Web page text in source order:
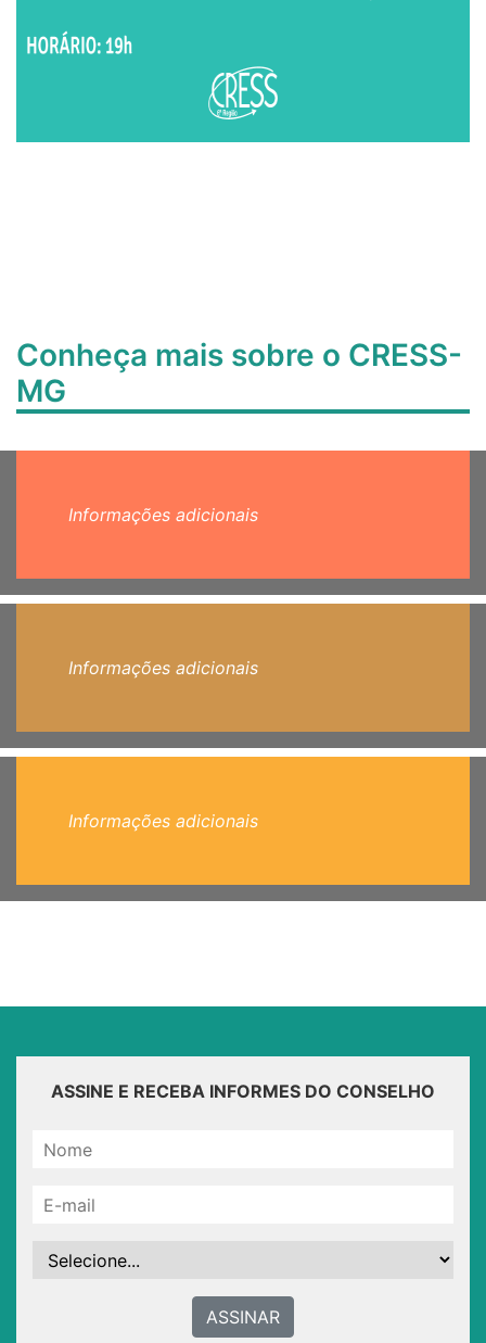
Conheça mais sobre o CRESS-
MG
Informações adicionais
Informações adicionais
Informações adicionais
ASSINE E RECEBA INFORMES DO CONSELHO
ASSINAR